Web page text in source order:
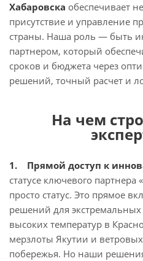
Хабаровска обеспечивает
присутствие и управление
страны. Наша роль — быть
партнером, который
сроков и бюджета через
решений, точный расчет и
На чем
1. Прямой доступ к
статусе ключевого
просто статус. Это прямое
решений для экстремальных
высоких температур в
мерзлоты Якутии и ветровых
побережья. Но наши